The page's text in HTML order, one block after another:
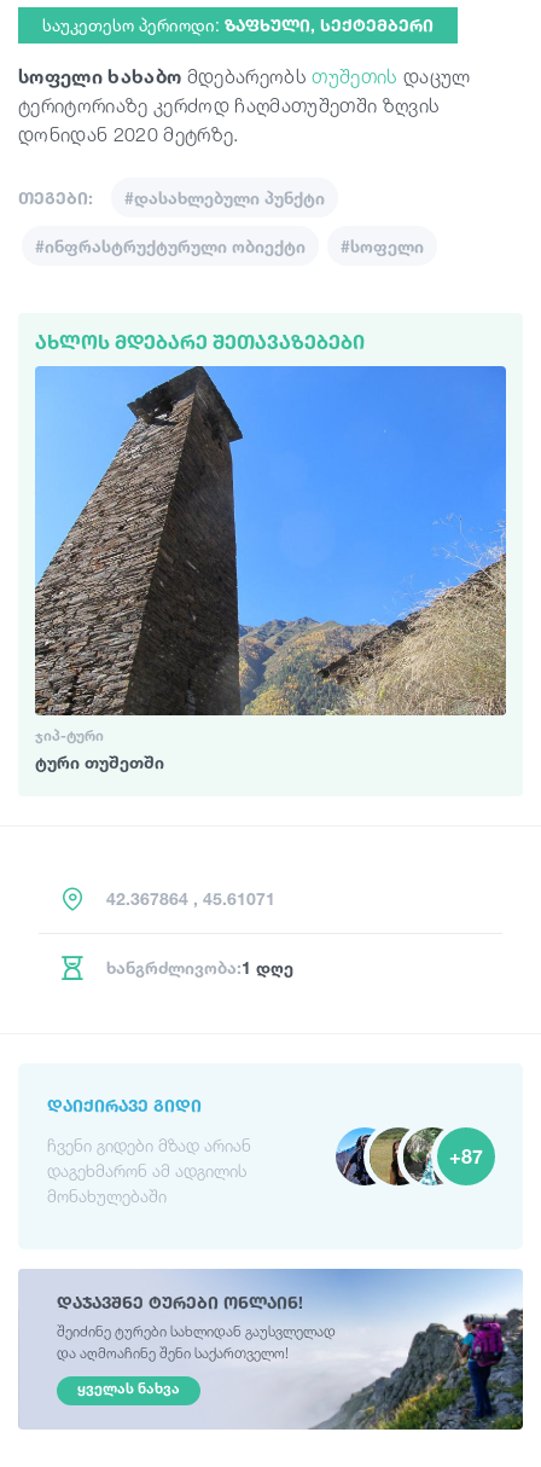
საუკეთესო პერიოდი: ᲖᲐᲤᲮᲣᲚᲘ, ᲡᲔᲥᲢᲔᲛᲑᲔᲠᲘ
სოფელი ხახაბო მდებარეობსთუშეთის დაცულ
ტერიტორიაზე კერძოდ ჩაღმათუშეთში ზღვის
დონიდან 2020 მეტრზე.
თეგები: #დასახლებული პუნქტი
#ინფრასტრუქტურული ობიექტი #სოფელი
ᲐᲮᲚᲝᲡ ᲛᲓᲔᲑᲐᲠᲔ ᲨᲔᲗᲐᲕᲐᲖᲔᲑᲔᲑᲘ
ᲯᲘᲞ-ᲢᲣᲠᲘ
ტური თუშეთში
42.367864 , 45.61071
ხანგრძლივობა:1 დღე
ᲓᲐᲘᲥᲘᲠᲐᲕᲔ ᲒᲘᲓᲘ
ჩვენი გიდები მზად არიან
დაგეხმარონ ამ ადგილის
მონახულებაში
+87
დაჯავშნე ტურები ონლაინ!
შეიძინე ტურები სახლიდან გაუსვლელად
და აღმოაჩინე შენი საქართველო!
ᲧᲕᲔᲚᲐᲡ ᲜᲐᲮᲕᲐ